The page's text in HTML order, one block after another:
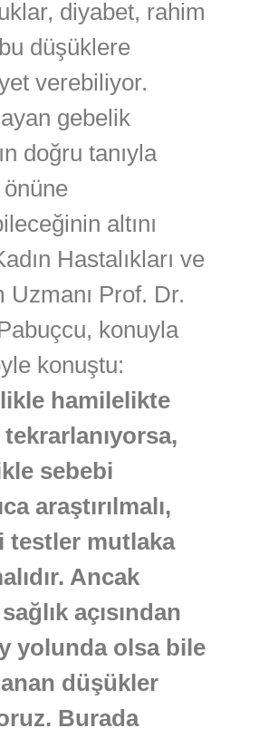
diyabet, rahim
düşüklere
verebiliyor.
gebelik
doğru tanıyla
altını
Hastalıkları ve
Uzmanı Prof. Dr.
konuyla
konuştu:
hamilelikte
sebebi
araştırılmalı,
testler mutlaka
Ancak
açısından
yolunda olsa bile
düşükler
Burada